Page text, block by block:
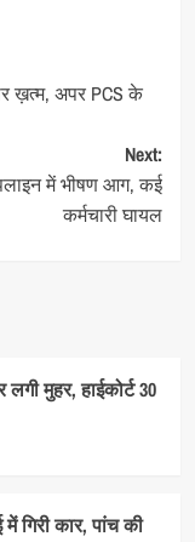
ख़त्म, अपर PCS के
Next:
में भीषण आग, कई
कर्मचारी घायल
मुहर, हाईकोर्ट 30
गिरी कार, पांच की